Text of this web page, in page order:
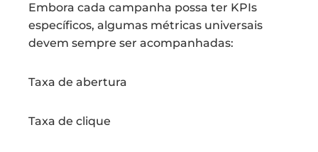
Embora cada campanha possa ter KPIs
específicos, algumas métricas universais
devem sempre ser acompanhadas:
Taxa de abertura
Taxa de clique